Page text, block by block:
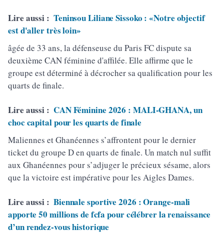
Lire aussi : Teninsou Liliane Sissoko : «Notre objectif
est d'aller très loin»
âgée de 33 ans, la défenseuse du Paris FC dispute sa
deuxième CAN féminine d'affilée. Elle affirme que le
groupe est déterminé à décrocher sa qualification pour les
quarts de finale.
Lire aussi : CAN Féminine 2026 : MALI-GHANA, un
choc capital pour les quarts de finale
Maliennes et Ghanéennes s’affrontent pour le dernier
ticket du groupe D en quarts de finale. Un match nul suffit
aux Ghanéennes pour s’adjuger le précieux sésame, alors
que la victoire est impérative pour les Aigles Dames.
Lire aussi : Biennale sportive 2026 : Orange-mali
apporte 50 millions de fcfa pour célébrer la renaissance
d’un rendez-vous historique